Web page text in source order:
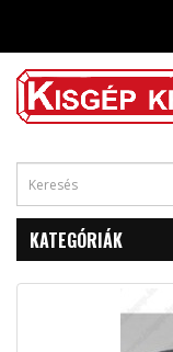
KATEGÓRIÁK